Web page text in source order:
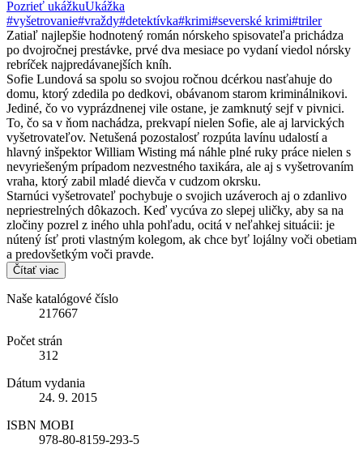
Pozrieť ukážkuUkážka
#vyšetrovanie#vraždy#detektívka#krimi#severské krimi#triler
Zatiaľ najlepšie hodnotený román nórskeho spisovateľa prichádza
po dvojročnej prestávke, prvé dva mesiace po vydaní viedol nórsky
rebríček najpredávanejších kníh.
Sofie Lundová sa spolu so svojou ročnou dcérkou nasťahuje do
domu, ktorý zdedila po dedkovi, obávanom starom kriminálnikovi.
Jediné, čo vo vyprázdnenej vile ostane, je zamknutý sejf v pivnici.
To, čo sa v ňom nachádza, prekvapí nielen Sofie, ale aj larvických
vyšetrovateľov. Netušená pozostalosť rozpúta lavínu udalostí a
hlavný inšpektor William Wisting má náhle plné ruky práce nielen s
nevyriešeným prípadom nezvestného taxikára, ale aj s vyšetrovaním
vraha, ktorý zabil mladé dievča v cudzom okrsku.
Starnúci vyšetrovateľ pochybuje o svojich uzáveroch aj o zdanlivo
nepriestrelných dôkazoch. Keď vycúva zo slepej uličky, aby sa na
zločiny pozrel z iného uhla pohľadu, ocitá v neľahkej situácii: je
nútený ísť proti vlastným kolegom, ak chce byť lojálny voči obetiam
a predovšetkým voči pravde.
Čítať viac
Naše katalógové číslo
217667
Počet strán
312
Dátum vydania
24. 9. 2015
ISBN MOBI
978-80-8159-293-5